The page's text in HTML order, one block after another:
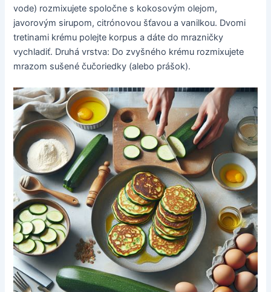
vode) rozmixujete spoločne s kokosovým olejom,
javorovým sirupom, citrónovou šťavou a vanilkou. Dvomi
tretinami krému polejte korpus a dáte do mrazničky
vychladiť. Druhá vrstva: Do zvyšného krému rozmixujete
mrazom sušené čučoriedky (alebo prášok).